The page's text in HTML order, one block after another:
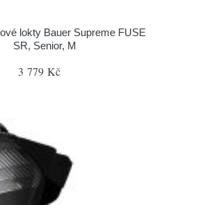
lokty Bauer Supreme FUSE
SR, Senior, M
3 779 Kč